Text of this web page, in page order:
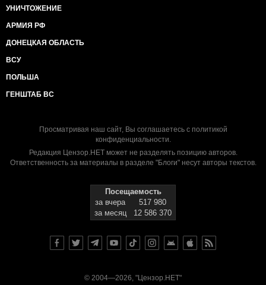
УНИЧТОЖЕНИЕ
АРМИЯ РФ
ДОНЕЦКАЯ ОБЛАСТЬ
ВСУ
ПОЛЬША
ГЕНШТАБ ВС
Просматривая наш сайт, Вы соглашаетесь с политикой
конфиденциальности.
Редакция Цензор.НЕТ может не разделять позицию авторов.
Ответственность за материалы в разделе "Блоги" несут авторы текстов.
Посещаемость
за вчера
517 980
за месяц
12 586 370
© 2004—2026, "Цензор.НЕТ"